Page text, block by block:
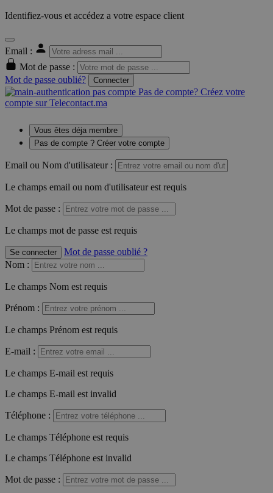
Identifiez-vous et accédez a votre espace client
Email :
Mot de passe :
Mot de passe oublié?
Connecter
Pas de compte? Créez votre
compte sur Telecontact.ma
Vous êtes déja membre
Pas de compte ? Créer votre compte
Email ou Nom d'utilisateur :
Le champs email ou nom d'utilisateur est requis
Mot de passe :
Le champs mot de passe est requis
Se connecter
Mot de passe oublié ?
Nom :
Le champs Nom est requis
Prénom :
Le champs Prénom est requis
E-mail :
Le champs E-mail est requis
Le champs E-mail est invalid
Téléphone :
Le champs Téléphone est requis
Le champs Téléphone est invalid
Mot de passe :